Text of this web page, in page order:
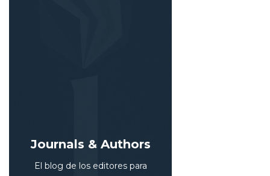
Journals & Authors
El blog de los editores para